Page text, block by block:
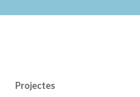
Projectes